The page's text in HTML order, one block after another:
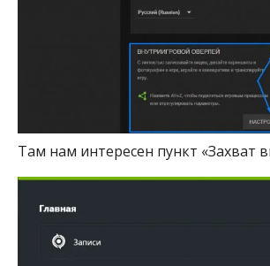
Там нам интересен пункт «Захват